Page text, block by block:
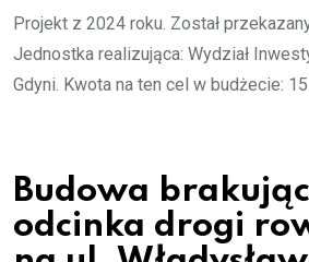
Projekt z 2024 roku. Został
Jednostka realizująca: Wydział
Gdyni. Kwota na ten cel w budżecie: 15
Budowa
odcinka drogi